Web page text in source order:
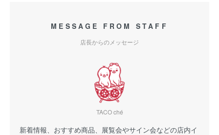
MESSAGE FROM STAFF
店長からのメッセージ
TACO ché
新着情報、おすすめ商品、展覧会やサイン会などの店内イ